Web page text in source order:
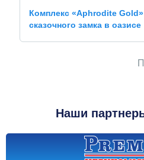
Комплекс «Aphrodite
сказочного замка в оазисе
Наши